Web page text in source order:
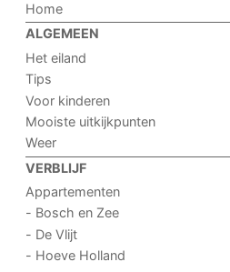
Home
ALGEMEEN
Het eiland
Tips
Voor kinderen
Mooiste uitkijkpunten
Weer
VERBLIJF
Appartementen
- Bosch en Zee
- De Vlijt
- Hoeve Holland